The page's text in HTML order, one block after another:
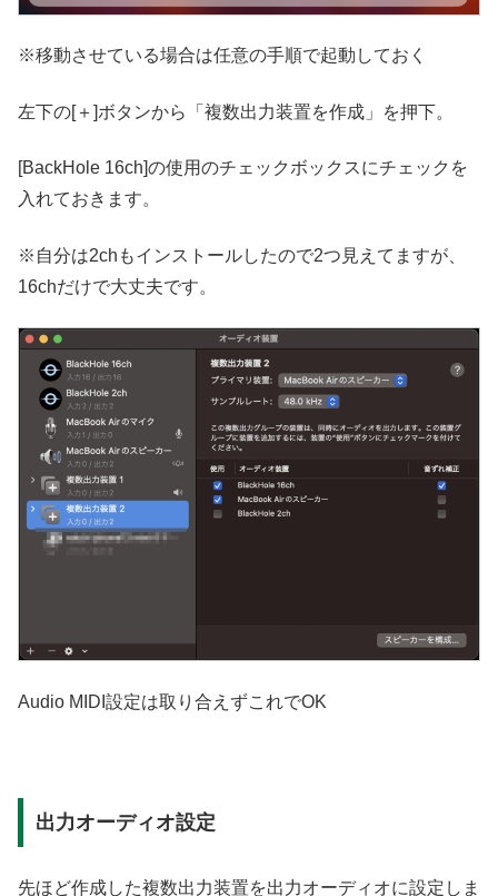
※移動させている場合は任意の手順で起動しておく
左下の[＋]ボタンから「複数出力装置を作成」を押下。
[BackHole 16ch]の使用のチェックボックスにチェックを
入れておきます。
※自分は2chもインストールしたので2つ見えてますが、
16chだけで大丈夫です。
Audio MIDI設定は取り合えずこれでOK
出力オーディオ設定
先ほど作成した複数出力装置を出力オーディオに設定しま